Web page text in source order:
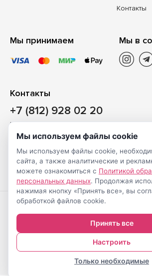
Контакты
Мы принимаем Мы в
Контакты
+7 (812) 928 02 20
Наш магазин
Санкт-Петербург, ул. Ворошилова, д. 2,
«Сигнал»), 3 этаж, пом. 2
На карте
Создание
интернет-
магазинов
© Shveimarkt.ru,
2017-2026
Мы используем файлы cookie
Мы используем файлы cookie,
сайта, а также аналитические и
можете ознакомиться с Политикой
персональных данных. Продолжая
нажимая кнопку «Принять все», вы
обработкой файлов cookie.
Принять все
Настроить
Только необходимые